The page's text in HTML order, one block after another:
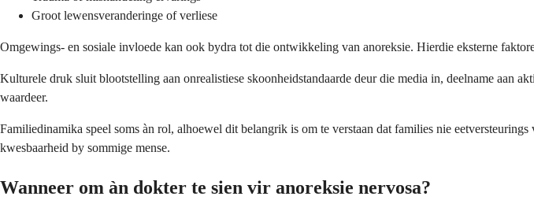
Groot lewensveranderinge of verliese
Omgewings- en sosiale invloede kan ook bydra tot die ontwikkeling van anoreksie. Hierdie eksterne
Kulturele druk sluit blootstelling aan onrealistiese skoonheidstandaarde deur die media in, deelname
waardeer.
Familiedinamika speel soms àn rol, alhoewel dit belangrik is om te verstaan dat families nie
kwesbaarheid by sommige mense.
Wanneer om àn dokter te sien vir anoreksie nervosa?